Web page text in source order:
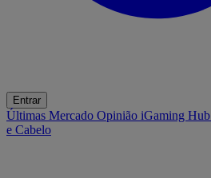
Entrar
Últimas Mercado Opinião iGaming Hub
e Cabelo